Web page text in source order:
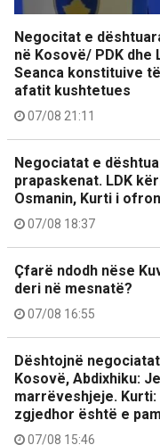
Negocitat e
në Kosovë/ PDK
Seanca konstituive
afatit kushtetues
07/08 21:11
Negociatat e
prapaskenat. LDK
Osmanin, Kurti i
07/08 18:37
Çfarë ndodh nëse
deri në mesnatë?
07/08 16:55
Dështojnë
Kosovë, Abdixhiku:
marrëveshjeje.
zgjedhor është e
07/08 15:46